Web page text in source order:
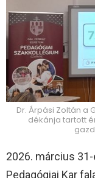
Dr. Árpási Zoltán a
dékánja tartott
2026. március
Pedagógiai Kar